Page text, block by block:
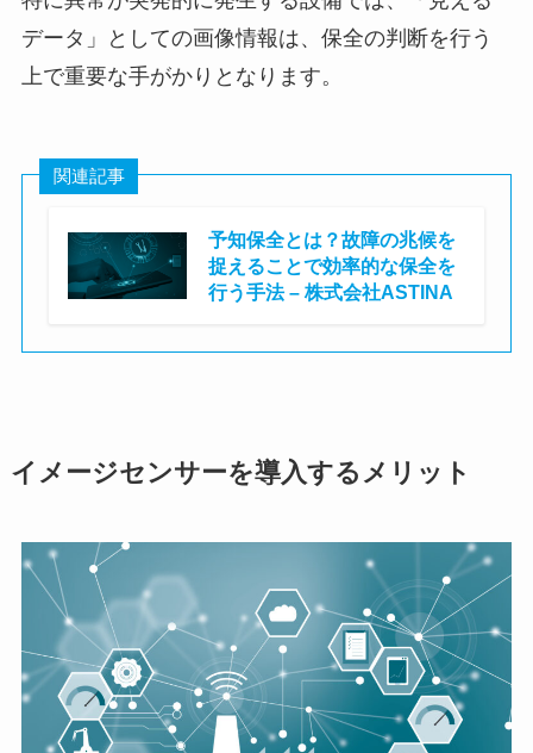
データ」としての画像情報は、保全の判断を行う
上で重要な手がかりとなります。
関連記事
予知保全とは？故障の兆候を
捉えることで効率的な保全を
行う手法 – 株式会社ASTINA
イメージセンサーを導入するメリット